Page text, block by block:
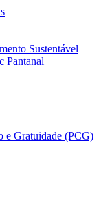
Sustentável
Pantanal
e Gratuidade (PCG)